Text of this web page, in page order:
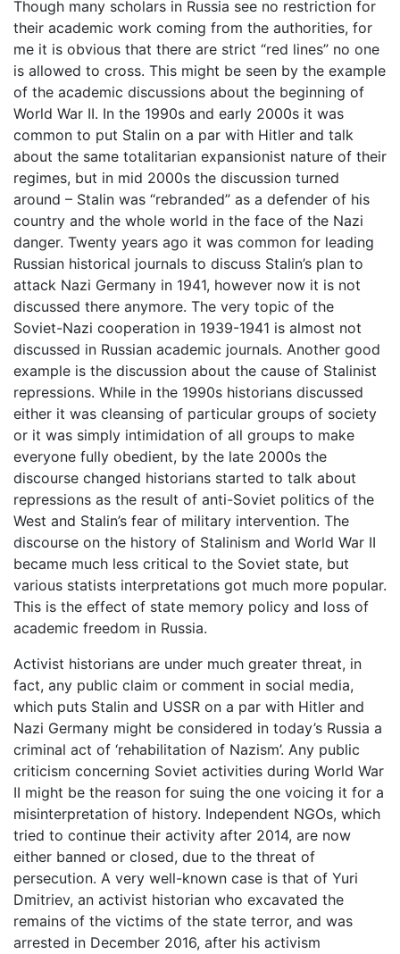
Though many scholars in Russia see no restriction for
their academic work coming from the authorities, for
me it is obvious that there are strict “red lines” no one
is allowed to cross. This might be seen by the example
of the academic discussions about the beginning of
World War II. In the 1990s and early 2000s it was
common to put Stalin on a par with Hitler and talk
about the same totalitarian expansionist nature of their
regimes, but in mid 2000s the discussion turned
around – Stalin was “rebranded” as a defender of his
country and the whole world in the face of the Nazi
danger. Twenty years ago it was common for leading
Russian historical journals to discuss Stalin’s plan to
attack Nazi Germany in 1941, however now it is not
discussed there anymore. The very topic of the
Soviet-Nazi cooperation in 1939-1941 is almost not
discussed in Russian academic journals. Another good
example is the discussion about the cause of Stalinist
repressions. While in the 1990s historians discussed
either it was cleansing of particular groups of society
or it was simply intimidation of all groups to make
everyone fully obedient, by the late 2000s the
discourse changed historians started to talk about
repressions as the result of anti-Soviet politics of the
West and Stalin’s fear of military intervention. The
discourse on the history of Stalinism and World War II
became much less critical to the Soviet state, but
various statists interpretations got much more popular.
This is the effect of state memory policy and loss of
academic freedom in Russia.
Activist historians are under much greater threat, in
fact, any public claim or comment in social media,
which puts Stalin and USSR on a par with Hitler and
Nazi Germany might be considered in today’s Russia a
criminal act of ‘rehabilitation of Nazism’. Any public
criticism concerning Soviet activities during World War
II might be the reason for suing the one voicing it for a
misinterpretation of history. Independent NGOs, which
tried to continue their activity after 2014, are now
either banned or closed, due to the threat of
persecution. A very well-known case is that of Yuri
Dmitriev, an activist historian who excavated the
remains of the victims of the state terror, and was
arrested in December 2016, after his activism